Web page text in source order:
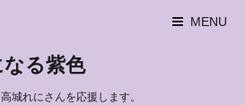
MENU
る紫色
城れにさんを応援します。